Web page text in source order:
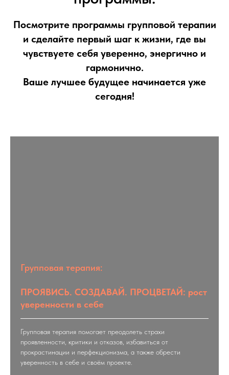
Посмотрите программы групповой терапии
и сделайте первый шаг к жизни, где вы
чувствуете себя уверенно, энергично и
гармонично.
Ваше лучшее будущее начинается уже
сегодня!
Групповая терапия:
ПРОЯВИСЬ. СОЗДАВАЙ. ПРОЦВЕТАЙ: рост
уверенности в себе
Групповая терапия помогает преодолеть страхи
проявленности, критики и отказов, избавиться от
прокрастинации и перфекционизма, а также обрести
уверенность в себе и своём проекте.